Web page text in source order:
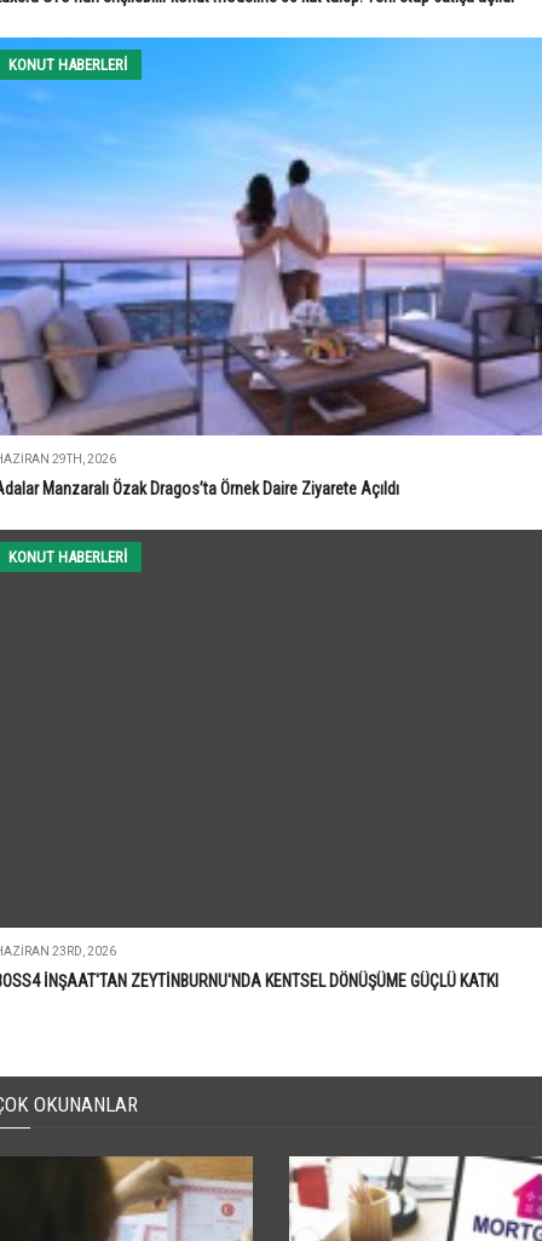
KONUT HABERLERI
29TH, 2026
Manzaralı Özak Dragos’ta Örnek Daire Ziyarete Açıldı
KONUT HABERLERI
23RD, 2026
İNŞAAT'TAN ZEYTİNBURNU'NDA KENTSEL DÖNÜŞÜME GÜÇLÜ KATKI
OKUNANLAR